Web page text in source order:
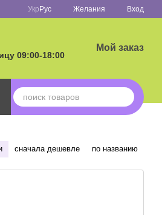
Укр Рус Желания Вход
09:00-18:00
Мой заказ
сначала дешевле по названию